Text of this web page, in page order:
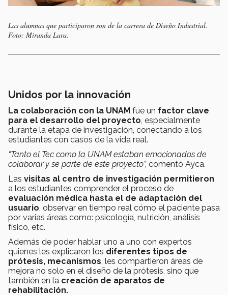
Las alumnas que participaron son de la carrera de Diseño Industrial.
Foto: Miranda Lara.
Unidos por la innovación
La colaboración con la UNAM fue un factor clave
para el desarrollo del proyecto, especialmente
durante la etapa de investigación, conectando a los
estudiantes con casos de la vida real.
“Tanto el Tec como la UNAM estaban emocionados de
colaborar y se parte de este proyecto”, comentó Ayca.
Las visitas al centro de investigación permitieron
a los estudiantes comprender el proceso de
evaluación médica hasta el de adaptación del
usuario, observar en tiempo real cómo el paciente pasa
por varias áreas como: psicología, nutrición, análisis
físico, etc.
Además de poder hablar uno a uno con expertos
quienes les explicaron los diferentes tipos de
prótesis, mecanismos, les compartieron áreas de
mejora no solo en el diseño de la prótesis, sino que
también en la creación de aparatos de
rehabilitación.